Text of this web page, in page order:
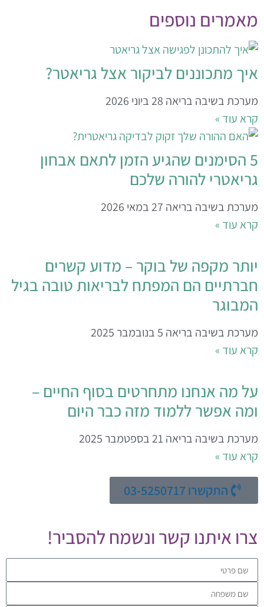
נוספים
מתכוננים לביקור אצל גריאטר?
בשיבה בריאה28 ביוני 2026
עוד »
5 הסימנים שהגיע הזמן לתאם אבחון
להורה שלכם
בשיבה בריאה27 במאי 2026
עוד »
מקפה של בוקר – מדוע קשרים
הם המפתח לבריאות טובה בגיל
בשיבה בריאה5 בנובמבר 2025
עוד »
מה אנחנו מתחרטים בסוף החיים –
אפשר ללמוד מזה כבר היום
בשיבה בריאה21 בספטמבר 2025
עוד »
התקשרו 03-5250717
איתנו קשר ונשמח להסביר!